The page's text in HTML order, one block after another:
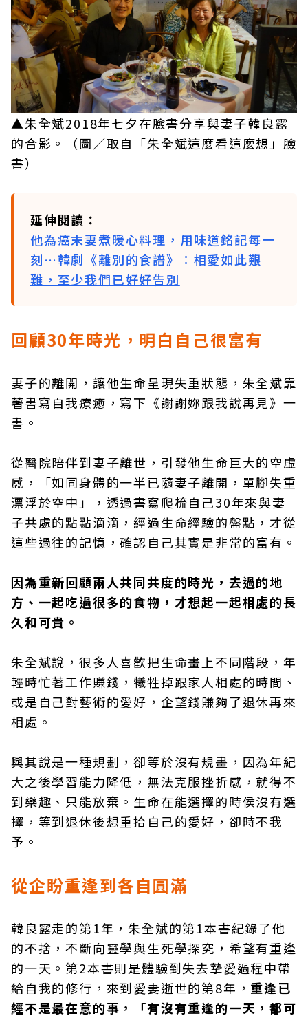
▲朱全斌2018年七夕在臉書分享與妻子韓良露
的合影。（圖／取自「朱全斌這麼看這麼想」臉
書）
延伸閱讀：
他為癌末妻煮暖心料理，用味道銘記每一
刻…韓劇《離別的食譜》：相愛如此艱
難，至少我們已好好告別
回顧30年時光，明白自己很富有
妻子的離開，讓他生命呈現失重狀態，朱全斌靠
著書寫自我療癒，寫下《謝謝妳跟我說再見》一
書。
從醫院陪伴到妻子離世，引發他生命巨大的空虛
感，「如同身體的一半已隨妻子離開，單腳失重
漂浮於空中」，透過書寫爬梳自己30年來與妻
子共處的點點滴滴，經過生命經驗的盤點，才從
這些過往的記憶，確認自己其實是非常的富有。
因為重新回顧兩人共同共度的時光，去過的地
方、一起吃過很多的食物，才想起一起相處的長
久和可貴。
朱全斌說，很多人喜歡把生命畫上不同階段，年
輕時忙著工作賺錢，犧牲掉跟家人相處的時間、
或是自己對藝術的愛好，企望錢賺夠了退休再來
相處。
與其說是一種規劃，卻等於沒有規畫，因為年紀
大之後學習能力降低，無法克服挫折感，就得不
到樂趣、只能放棄。生命在能選擇的時侯沒有選
擇，等到退休後想重拾自己的愛好，卻時不我
予。
從企盼重逢到各自圓滿
韓良露走的第1年，朱全斌的第1本書紀錄了他
的不捨，不斷向靈學與生死學探究，希望有重逢
的一天。第2本書則是體驗到失去摯愛過程中帶
給自我的修行，來到愛妻逝世的第8年， 重逢已
經不是最在意的事，「有沒有重逢的一天，都可